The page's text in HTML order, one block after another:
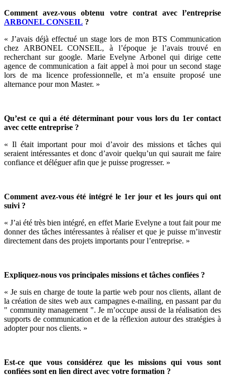
Comment avez-vous obtenu votre contrat avec l’entreprise
ARBONEL CONSEIL ?
« J’avais déjà effectué un stage lors de mon BTS Communication
chez ARBONEL CONSEIL, à l’époque je l’avais trouvé en
recherchant sur google. Marie Evelyne Arbonel qui dirige cette
agence de communication a fait appel à moi pour un second stage
lors de ma licence professionnelle, et m’a ensuite proposé une
alternance pour mon Master. »
Qu’est ce qui a été déterminant pour vous lors du 1er contact
avec cette entreprise ?
« Il était important pour moi d’avoir des missions et tâches qui
seraient intéressantes et donc d’avoir quelqu’un qui saurait me faire
confiance et déléguer afin que je puisse progresser. »
Comment avez-vous été intégré le 1er jour et les jours qui ont
suivi ?
« J’ai été très bien intégré, en effet Marie Evelyne a tout fait pour me
donner des tâches intéressantes à réaliser et que je puisse m’investir
directement dans des projets importants pour l’entreprise. »
Expliquez-nous vos principales missions et tâches confiées ?
« Je suis en charge de toute la partie web pour nos clients, allant de
la création de sites web aux campagnes e-mailing, en passant par du
" community management ". Je m’occupe aussi de la réalisation des
supports de communication et de la réflexion autour des stratégies à
adopter pour nos clients. »
Est-ce que vous considérez que les missions qui vous sont
confiées sont en lien direct avec votre formation ?